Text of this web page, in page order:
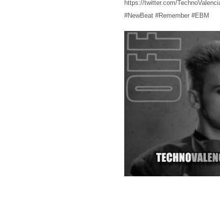
https://twitter.com/
#NewBeat #Remember #EBM